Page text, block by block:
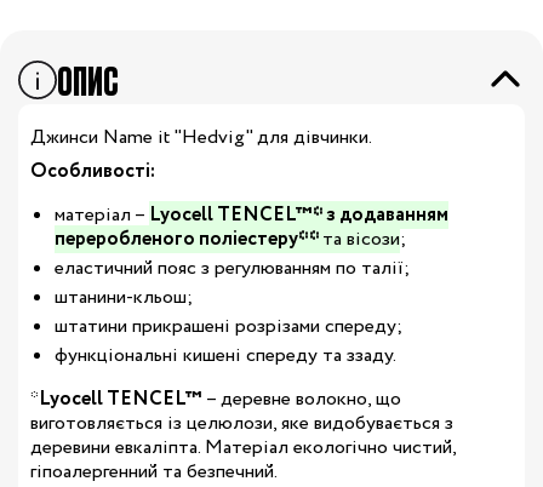
ОПИС
Джинси Name it "Hedvig" для дівчинки.
Особливості:
матеріал – Lyocell TENCEL™* з додаванням
переробленого поліестеру**та вісози;
еластичний пояс з регулюванням по талії;
штанини-кльош;
штатини прикрашені розрізами спереду;
функціональні кишені спереду та ззаду.
*Lyocell TENCEL™ – деревне волокно, що
виготовляється із целюлози, яке видобувається з
деревини евкаліпта. Матеріал екологічно чистий,
гіпоалергенний та безпечний.